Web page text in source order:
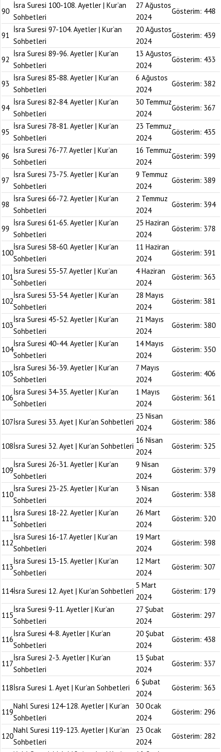
90
İsra Suresi 100-108. Ayetler | Kur’an
Sohbetleri
27 Ağustos
2024
Gösterim: 448
91
İsra Suresi 97-104. Ayetler | Kur’an
Sohbetleri
20 Ağustos
2024
Gösterim: 439
92
İsra Suresi 89-96. Ayetler | Kur’an
Sohbetleri
13 Ağustos
2024
Gösterim: 433
93
İsra Suresi 85-88. Ayetler | Kur’an
Sohbetleri
6 Ağustos
2024
Gösterim: 382
94
İsra Suresi 82-84. Ayetler | Kur’an
Sohbetleri
30 Temmuz
2024
Gösterim: 367
95
İsra Suresi 78-81. Ayetler | Kur’an
Sohbetleri
23 Temmuz
2024
Gösterim: 435
96
İsra Suresi 76-77. Ayetler | Kur’an
Sohbetleri
16 Temmuz
2024
Gösterim: 399
97
İsra Suresi 73-75. Ayetler | Kur’an
Sohbetleri
9 Temmuz
2024
Gösterim: 389
98
İsra Suresi 66-72. Ayetler | Kur’an
Sohbetleri
2 Temmuz
2024
Gösterim: 394
99
İsra Suresi 61-65. Ayetler | Kur’an
Sohbetleri
25 Haziran
2024
Gösterim: 378
100
İsra Suresi 58-60. Ayetler | Kur’an
Sohbetleri
11 Haziran
2024
Gösterim: 391
101
İsra Suresi 55-57. Ayetler | Kur’an
Sohbetleri
4 Haziran
2024
Gösterim: 363
102
İsra Suresi 53-54. Ayetler | Kur’an
Sohbetleri
28 Mayıs
2024
Gösterim: 381
103
İsra Suresi 45-52. Ayetler | Kur’an
Sohbetleri
21 Mayıs
2024
Gösterim: 380
104
İsra Suresi 40-44. Ayetler | Kur’an
Sohbetleri
14 Mayıs
2024
Gösterim: 350
105
İsra Suresi 36-39. Ayetler | Kur’an
Sohbetleri
7 Mayıs
2024
Gösterim: 406
106
İsra Suresi 34-35. Ayetler | Kur’an
Sohbetleri
1 Mayıs
2024
Gösterim: 361
107İsra Suresi 33. Ayet | Kur’an Sohbetleri
23 Nisan
2024
Gösterim: 386
108İsra Suresi 32. Ayet | Kur’an Sohbetleri
16 Nisan
2024
Gösterim: 325
109
İsra Suresi 26-31. Ayetler | Kur’an
Sohbetleri
9 Nisan
2024
Gösterim: 379
110
İsra Suresi 23-25. Ayetler | Kur’an
Sohbetleri
3 Nisan
2024
Gösterim: 338
111
İsra Suresi 18-22. Ayetler | Kur’an
Sohbetleri
26 Mart
2024
Gösterim: 320
112
İsra Suresi 16-17. Ayetler | Kur’an
Sohbetleri
19 Mart
2024
Gösterim: 398
113
İsra Suresi 13-15. Ayetler | Kur’an
Sohbetleri
12 Mart
2024
Gösterim: 307
114İsra Suresi 12. Ayet | Kur’an Sohbetleri
5 Mart
2024
Gösterim: 179
115
İsra Suresi 9-11. Ayetler | Kur’an
Sohbetleri
27 Şubat
2024
Gösterim: 297
116
İsra Suresi 4-8. Ayetler | Kur’an
Sohbetleri
20 Şubat
2024
Gösterim: 438
117
İsra Suresi 2-3. Ayetler | Kur’an
Sohbetleri
13 Şubat
2024
Gösterim: 337
118İsra Suresi 1. Ayet | Kur’an Sohbetleri
6 Şubat
2024
Gösterim: 363
119
Nahl Suresi 124-128. Ayetler | Kur’an
Sohbetleri
30 Ocak
2024
Gösterim: 296
120
Nahl Suresi 119-123. Ayetler | Kur’an
Sohbetleri
23 Ocak
2024
Gösterim: 282